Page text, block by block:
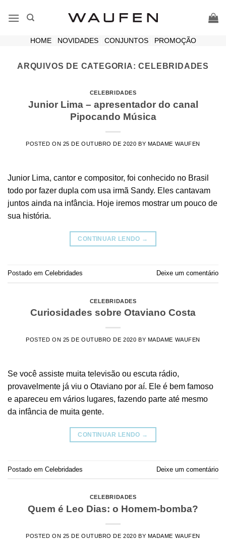
HOME| NOVIDADES| CONJUNTOS| PROMOÇÃO
ARQUIVOS DE CATEGORIA:CELEBRIDADES
CELEBRIDADES
Junior Lima – apresentador do canal
Pipocando Música
POSTED ON 25 DE OUTUBRO DE 2020 BY MADAME WAUFEN
Junior Lima, cantor e compositor, foi conhecido no Brasil
todo por fazer dupla com usa irmã Sandy. Eles cantavam
juntos ainda na infância. Hoje iremos mostrar um pouco de
sua história.
CONTINUAR LENDO →
Postado em Celebridades Deixe um comentário
CELEBRIDADES
Curiosidades sobre Otaviano Costa
POSTED ON 25 DE OUTUBRO DE 2020 BY MADAME WAUFEN
Se você assiste muita televisão ou escuta rádio,
provavelmente já viu o Otaviano por aí. Ele é bem famoso
e apareceu em vários lugares, fazendo parte até mesmo
da infância de muita gente.
CONTINUAR LENDO →
Postado em Celebridades Deixe um comentário
CELEBRIDADES
Quem é Leo Dias: o Homem-bomba?
POSTED ON 25 DE OUTUBRO DE 2020 BY MADAME WAUFEN